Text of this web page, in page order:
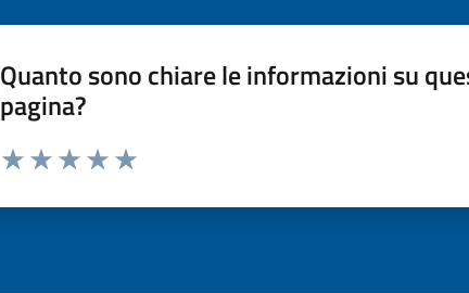
Quanto sono chiare le informazioni su
pagina?
Valuta da 1 a 5 stelle la pagina